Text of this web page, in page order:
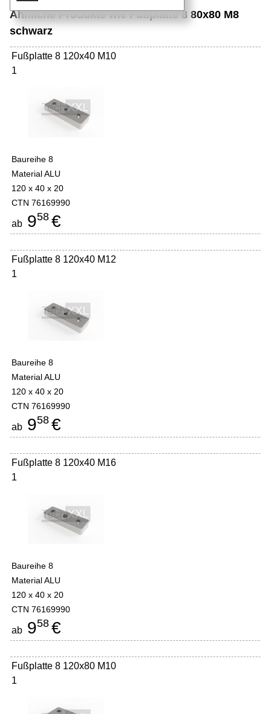
Ähnliche Produkte wie Fußplatte 8 80x80 M8
schwarz
Fußplatte 8 120x40 M10
1
Baureihe 8
Material ALU
120 x 40 x 20
CTN 76169990
ab 958 €
Fußplatte 8 120x40 M12
1
Baureihe 8
Material ALU
120 x 40 x 20
CTN 76169990
ab 958 €
Fußplatte 8 120x40 M16
1
Baureihe 8
Material ALU
120 x 40 x 20
CTN 76169990
ab 958 €
Fußplatte 8 120x80 M10
1